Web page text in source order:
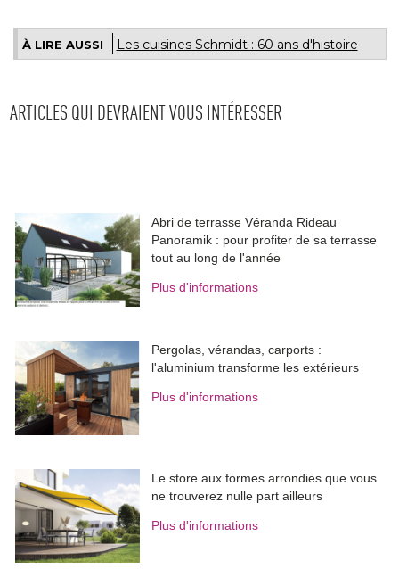
À LIRE AUSSI Les cuisines Schmidt : 60 ans d'histoire
ARTICLES QUI DEVRAIENT VOUS INTÉRESSER
Abri de terrasse Véranda Rideau
Panoramik : pour profiter de sa terrasse
tout au long de l'année
Plus d'informations
Pergolas, vérandas, carports :
l'aluminium transforme les extérieurs
Plus d'informations
Le store aux formes arrondies que vous
ne trouverez nulle part ailleurs
Plus d'informations